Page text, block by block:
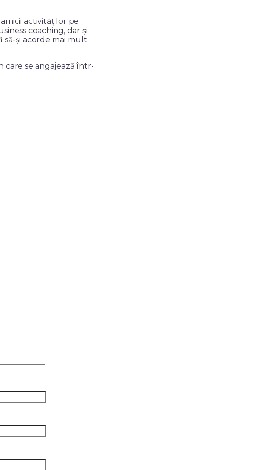
activităților pe
coaching, dar și
și acorde mai mult
se angajează într-